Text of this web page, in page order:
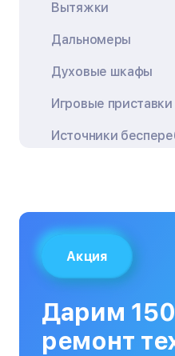
Вытяжки
Дальномеры
Духовые шкафы
Игровые приставки
Источники
Кофемашины
Кухонные плиты
МФУ
Акция
Дарим
ремонт